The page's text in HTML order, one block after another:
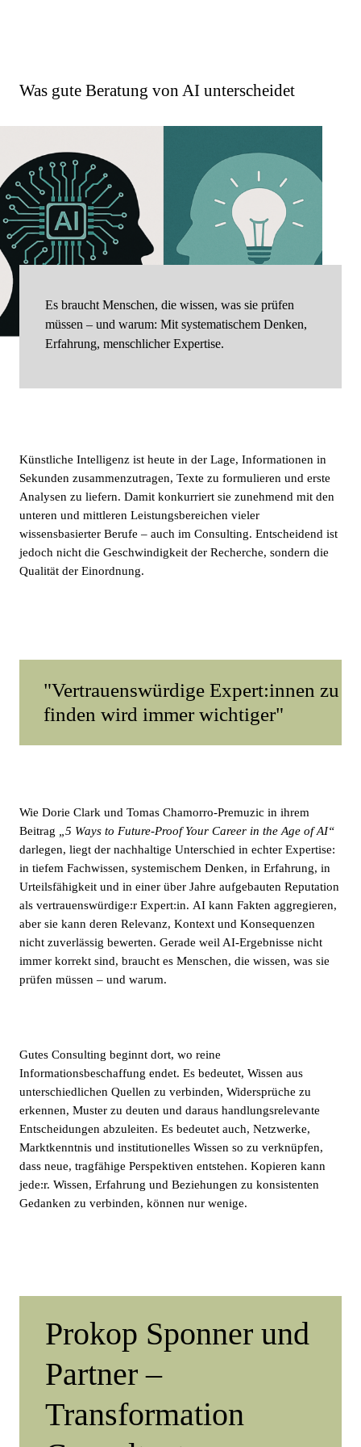
Was gute Beratung von AI unterscheidet
Es braucht Menschen, die wissen, was sie prüfen
müssen – und warum: Mit systematischem Denken,
Erfahrung, menschlicher Expertise.
Künstliche Intelligenz ist heute in der Lage, Informationen in
Sekunden zusammenzutragen, Texte zu formulieren und erste
Analysen zu liefern. Damit konkurriert sie zunehmend mit den
unteren und mittleren Leistungsbereichen vieler
wissensbasierter Berufe – auch im Consulting. Entscheidend ist
jedoch nicht die Geschwindigkeit der Recherche, sondern die
Qualität der Einordnung.
"Vertrauenswürdige Expert:innen zu
finden wird immer wichtiger"
Wie Dorie Clark und Tomas Chamorro-Premuzic in ihrem
Beitrag
„5 Ways to Future-Proof Your Career in the Age of AI“
darlegen, liegt der nachhaltige Unterschied in echter Expertise:
in tiefem Fachwissen, systemischem Denken, in Erfahrung, in
Urteilsfähigkeit und in einer über Jahre aufgebauten Reputation
als vertrauenswürdige:r Expert:in. AI kann Fakten aggregieren,
aber sie kann deren Relevanz, Kontext und Konsequenzen
nicht zuverlässig bewerten. Gerade weil AI-Ergebnisse nicht
immer korrekt sind, braucht es Menschen, die wissen, was sie
prüfen müssen – und warum.
Gutes Consulting beginnt dort, wo reine
Informationsbeschaffung endet. Es bedeutet, Wissen aus
unterschiedlichen Quellen zu verbinden, Widersprüche zu
erkennen, Muster zu deuten und daraus handlungsrelevante
Entscheidungen abzuleiten. Es bedeutet auch, Netzwerke,
Marktkenntnis und institutionelles Wissen so zu verknüpfen,
dass neue, tragfähige Perspektiven entstehen. Kopieren kann
jede:r. Wissen, Erfahrung und Beziehungen zu konsistenten
Gedanken zu verbinden, können nur wenige.
Prokop Sponner und
Partner –
Transformation